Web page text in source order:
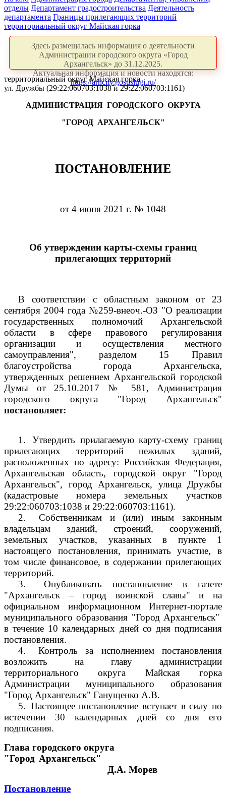
отделы Департамент градостроительства Деятельность
департамента Границы прилегающих территорий
территориальный округ Майская горка
Здесь размещалась информация о деятельности
Администрации городского округа «Город
Архангельск» до 31.12.2025.
Актуальная информация и новости находятся:
https://arhcity.gosuslugi.ru/
территориальный округ Майская горка
ул. Дружбы (29:22:060703:1038 и 29:22:060703:1161)
АДМИНИСТРАЦИЯ ГОРОДСКОГО ОКРУГА
"ГОРОД АРХАНГЕЛЬСК"
ПОСТАНОВЛЕНИЕ
от 4 июня 2021 г. № 1048
Об утверждении карты-схемы границ
прилегающих территорий
В соответствии с областным законом от 23
сентября 2004 года №259-внеоч.-ОЗ "О реализации
государственных полномочий Архангельской
области в сфере правового регулирования
организации и осуществления местного
самоуправления", разделом 15 Правил
благоустройства города Архангельска,
утвержденных решением Архангельской городской
Думы от 25.10.2017 № 581, Администрация
городского округа "Город Архангельск"
постановляет:
1.
Утвердить прилагаемую карту-схему границ
прилегающих территорий нежилых зданий,
расположенных по адресу: Российская Федерация,
Архангельская область, городской округ "Город
Архангельск", город Архангельск, улица Дружбы
(кадастровые номера земельных участков
29:22:060703:1038 и 29:22:060703:1161).
2.
Собственникам и (или) иным законным
владельцам зданий, строений, сооружений,
земельных участков, указанных в пункте 1
настоящего постановления, принимать участие, в
том числе финансовое, в содержании прилегающих
территорий.
3.
Опубликовать постановление в газете
"Архангельск – город воинской славы" и на
официальном информационном Интернет-портале
муниципального образования "Город Архангельск"
в течение 10 календарных дней со дня подписания
постановления.
4.
Контроль за исполнением постановления
возложить на главу администрации
территориального округа Майская горка
Администрации муниципального образования
"Город Архангельск" Ганущенко А.В.
5. Настоящее постановление вступает в силу по
истечении 30 календарных дней со дня его
подписания.
Глава городского округа
"Город Архангельск"
Д.А. Морев
Постановление